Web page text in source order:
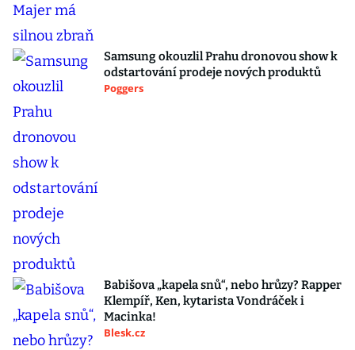
Samsung okouzlil Prahu dronovou show k
odstartování prodeje nových produktů
Poggers
Babišova „kapela snů“, nebo hrůzy? Rapper
Klempíř, Ken, kytarista Vondráček i
Macinka!
Blesk.cz